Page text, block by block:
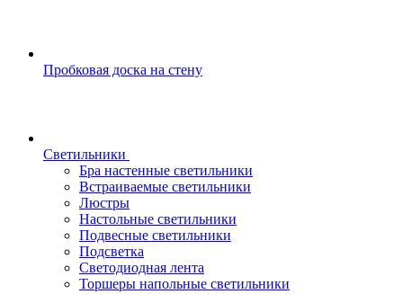
Пробковая доска на стену
Светильники
Бра настенные светильники
Встраиваемые светильники
Люстры
Настольные светильники
Подвесные светильники
Подсветка
Светодиодная лента
Торшеры напольные светильники